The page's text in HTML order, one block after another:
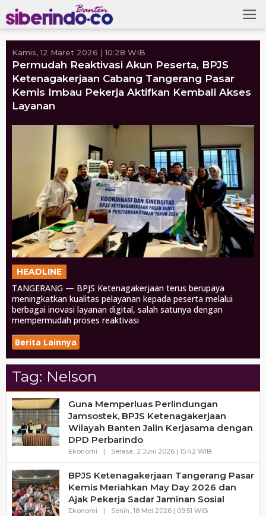
to
content
Kamis, 12 Maret 2026 | 10:28 WIB
Permudah Reaktivasi Akun Peserta, BPJS
Ketenagakerjaan Cabang Tangerang Pasar
Kemis Imbau Pekerja Aktifkan Kembali Akses
Layanan
HEADLINE
TANGERANG — BPJS Ketenagakerjaan terus berupaya
meningkatkan kualitas pelayanan kepada peserta melalui
berbagai inovasi layanan digital, salah satunya dengan
mempermudah proses reaktivasi
Berita Lainnya
Tag: Nelson
Guna Memperluas Perlindungan
Jamsostek, BPJS Ketenagakerjaan
Wilayah Banten Jalin Kerjasama dengan
DPD Perbarindo
Ekonomi | Selasa, 2 Juni 2026 | 15:42 WIBOleh
BPJS Ketenagakerjaan Tangerang Pasar
Kemis Meriahkan May Day 2026 dan
Ajak Pekerja Sadar Jaminan Sosial
Ekonomi | Senin, 18 Mei 2026 | 09:51 WIBOleh